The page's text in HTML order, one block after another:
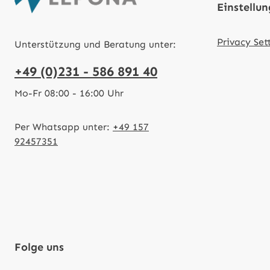
Unterstützung und Beratung unter:
+49 (0)231 - 586 891 40
Mo-Fr 08:00 - 16:00 Uhr
Per Whatsapp unter: +49 157
92457351
Privacy
Folge uns